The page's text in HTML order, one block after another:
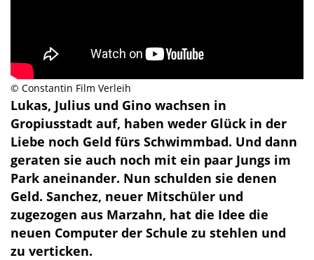
© Constantin Film Verleih
Lukas, Julius und Gino wachsen in
Gropiusstadt auf, haben weder Glück in der
Liebe noch Geld fürs Schwimmbad. Und dann
geraten sie auch noch mit ein paar Jungs im
Park aneinander. Nun schulden sie denen
Geld. Sanchez, neuer Mitschüler und
zugezogen aus Marzahn, hat die Idee die
neuen Computer der Schule zu stehlen und
zu verticken.